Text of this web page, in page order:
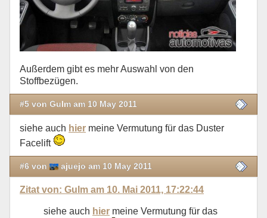
Außerdem gibt es mehr Auswahl von den
Stoffbezügen.
#5 von Gulm am 10 May 2011
siehe auch hier meine Vermutung für das Duster
Facelift
#6 von ajuejo am 10 May 2011
Zitat von: Gulm am 10. Mai 2011, 17:22:44
siehe auch hier meine Vermutung für das